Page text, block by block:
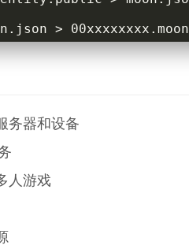
> 00xxxxxxxx.moon
务器和设备
人游戏